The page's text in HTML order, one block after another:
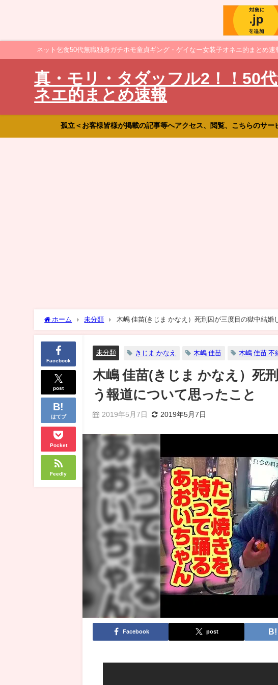
ネット乞食50代無職独身ガチホモ童貞ギング・ゲイなー女装子オネエ的まとめ
真・モリ・タダッフル2！！50
ネエ的まとめ速報
孤立＜お客様皆様が掲載の記事等へアクセス、閲覧、こちらのサ
ホーム 未分類 木嶋 佳苗(きじま かなえ）死刑囚が三度目の獄中結婚
Facebook
post
はてブ
Pocket
Feedly
未分類 きじま かなえ 木嶋 佳苗 木嶋 佳苗 不
木嶋 佳苗(きじま かなえ）死
う報道について思ったこと
2019年5月7日 2019年5月7日
Facebook post